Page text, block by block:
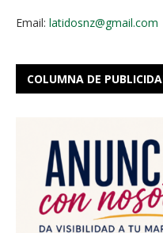
Email: latidosnz@gmail.com
COLUMNA DE